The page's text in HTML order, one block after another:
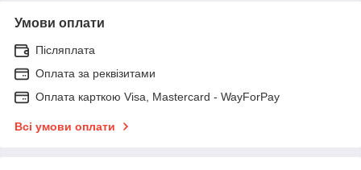
Умови оплати
Післяплата
Оплата за реквізитами
Оплата карткою Visa, Mastercard - WayForPay
Всі умови оплати